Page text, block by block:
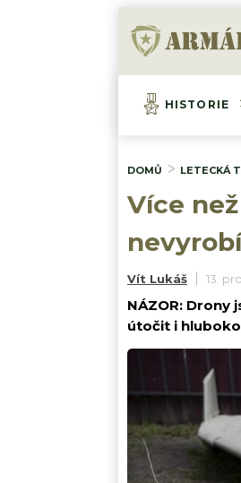
HISTORIE
DOMŮ LETECKÁ
Více
Vít Lukáš 13.
NÁZOR: Drony
útočit i